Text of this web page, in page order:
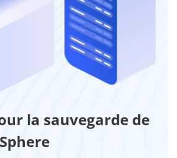
la sauvegarde de